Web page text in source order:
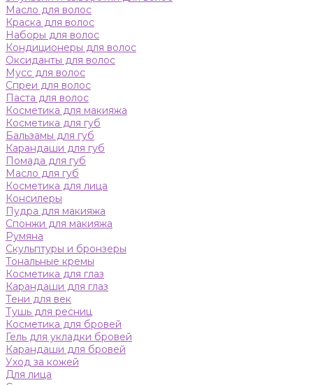
Масло для волос
Краска для волос
Наборы для волос
Кондиционеры для волос
Оксиданты для волос
Мусс для волос
Спреи для волос
Паста для волос
Косметика для макияжа
Косметика для губ
Бальзамы для губ
Карандаши для губ
Помада для губ
Масло для губ
Косметика для лица
Консилеры
Пудра для макияжа
Спонжи для макияжа
Румяна
Скульптуры и бронзеры
Тональные кремы
Косметика для глаз
Карандаши для глаз
Тени для век
Тушь для ресниц
Косметика для бровей
Гель для укладки бровей
Карандаши для бровей
Уход за кожей
Для лица